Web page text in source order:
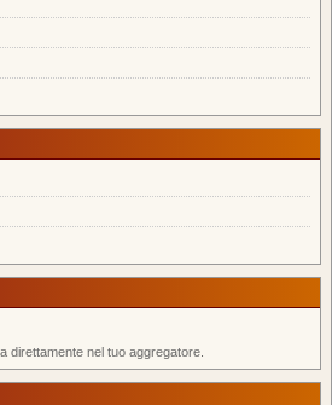
direttamente nel tuo aggregatore.